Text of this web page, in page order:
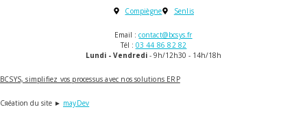
Compiègne Senlis
Email :contact@bcsys.fr
Tél : 03 44 86 82 82
Lundi - Vendredi - 9h/12h30 - 14h/18h
BCSYS, simplifiez vos processus avec nos solutions ERP
Cяéation du site ► mayDev